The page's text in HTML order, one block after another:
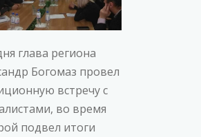
глава региона
Богомаз провел
встречу с
во время
подвел итоги